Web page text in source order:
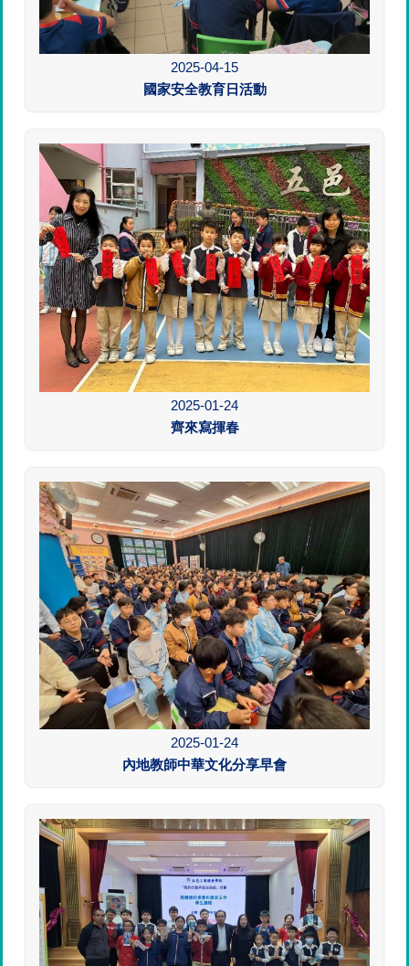
2025-04-15
國家安全教育日活動
2025-01-24
齊來寫揮春
2025-01-24
內地教師中華文化分享早會